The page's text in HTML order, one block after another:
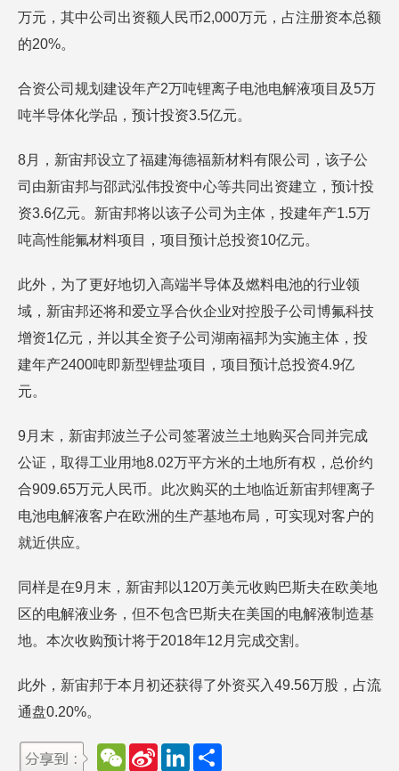
万元，其中公司出资额人民币2,000万元，占注册资本总额
的20%。
合资公司规划建设年产2万吨锂离子电池电解液项目及5万
吨半导体化学品，预计投资3.5亿元。
8月，新宙邦设立了福建海德福新材料有限公司，该子公
司由新宙邦与邵武泓伟投资中心等共同出资建立，预计投
资3.6亿元。新宙邦将以该子公司为主体，投建年产1.5万
吨高性能氟材料项目，项目预计总投资10亿元。
此外，为了更好地切入高端半导体及燃料电池的行业领
域，新宙邦还将和爱立孚合伙企业对控股子公司博氟科技
增资1亿元，并以其全资子公司湖南福邦为实施主体，投
建年产2400吨即新型锂盐项目，项目预计总投资4.9亿
元。
9月末，新宙邦波兰子公司签署波兰土地购买合同并完成
公证，取得工业用地8.02万平方米的土地所有权，总价约
合909.65万元人民币。此次购买的土地临近新宙邦锂离子
电池电解液客户在欧洲的生产基地布局，可实现对客户的
就近供应。
同样是在9月末，新宙邦以120万美元收购巴斯夫在欧美地
区的电解液业务，但不包含巴斯夫在美国的电解液制造基
地。本次收购预计将于2018年12月完成交割。
此外，新宙邦于本月初还获得了外资买入49.56万股，占流
通盘0.20%。
W
e
S
L